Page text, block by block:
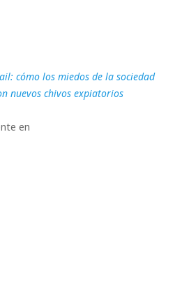
cómo los miedos de la sociedad
nuevos chivos expiatorios
en